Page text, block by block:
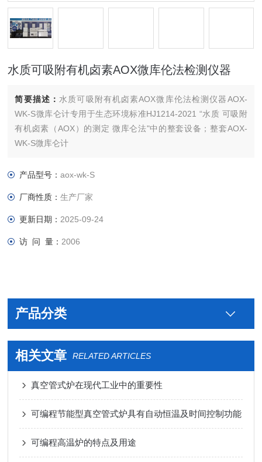
水质可吸附有机卤素AOX微库伦法检测仪器
简要描述： 水质可吸附有机卤素AOX微库伦法检测仪器AOX-
WK-S微库仑计专用于生态环境标准HJ1214-2021 “水质 可吸附
有机卤素（AOX）的测定 微库仑法"中的整套设备；整套AOX-
WK-S微库仑计
产品型号：aox-wk-S
厂商性质：生产厂家
更新日期： 2025-09-24
访 问 量： 2006
产品分类
相关文章 RELATED ARTICLES
真空管式炉在现代工业中的重要性
可编程节能型真空管式炉具有自动恒温及时间控制功能
可编程高温炉的特点及用途